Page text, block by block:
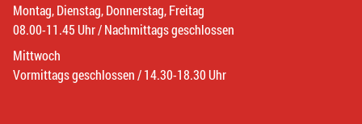
Montag, Dienstag, Donnerstag, Freitag
08.00-11.45 Uhr / Nachmittags geschlossen
Mittwoch
Vormittags geschlossen / 14.30-18.30 Uhr